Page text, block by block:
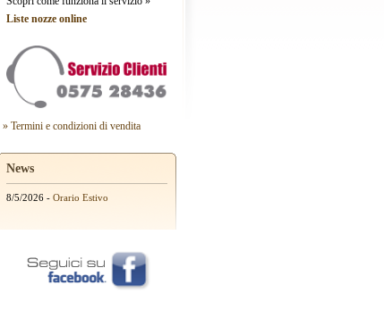
Liste nozze online
» Termini e condizioni di vendita
News
8/5/2026 - Orario Estivo